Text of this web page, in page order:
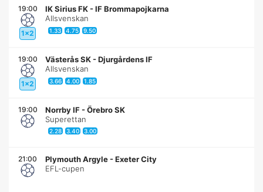
19:00
1x2
IK Sirius FK -IF Brommapojkarna
Allsvenskan
1.33 4.75 9.50
19:00
1x2
Västerås SK -Djurgårdens IF
Allsvenskan
3.66 4.00 1.85
19:00 Norrby IF -Örebro SK
Superettan
2.28 3.40 3.00
21:00 Plymouth Argyle -Exeter City
EFL-cupen